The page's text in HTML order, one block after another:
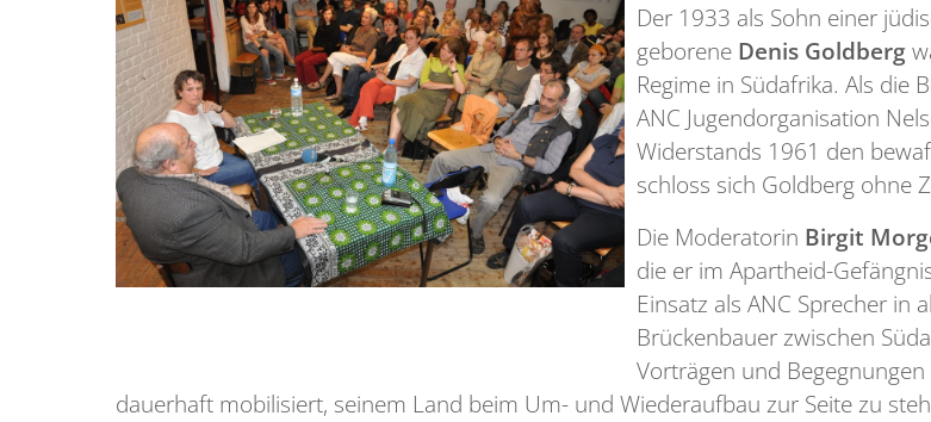
Der 1933 als Sohn einer
geborene Denis Goldberg
Regime in Südafrika. Als die
ANC Jugendorganisation
Widerstands 1961 den
schloss sich Goldberg ohne
Die Moderatorin Birgit
die er im Apartheid-
Einsatz als ANC Sprecher in
Brückenbauer zwischen
Vorträgen und
dauerhaft mobilisiert, seinem Land beim Um- und Wiederaufbau zur Seite zu